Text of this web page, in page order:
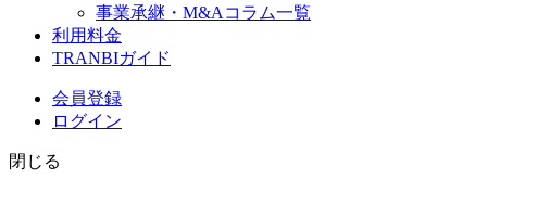
事業承継・M&Aコラム一覧
利用料金
TRANBIガイド
会員登録
ログイン
閉じる